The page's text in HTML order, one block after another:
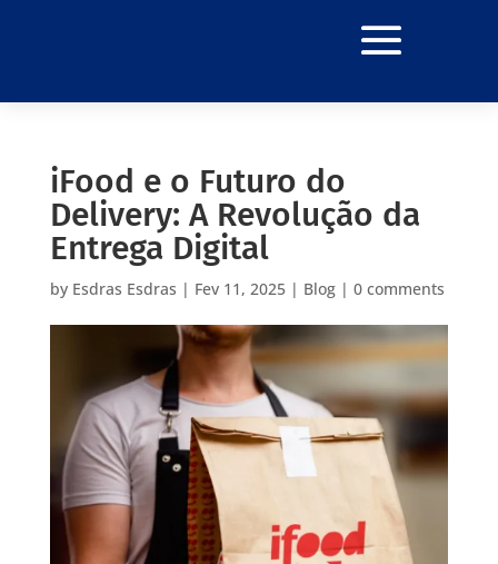
iFood e o Futuro do
Delivery: A Revolução da
Entrega Digital
by Esdras Esdras | Fev 11, 2025| Blog| 0 comments